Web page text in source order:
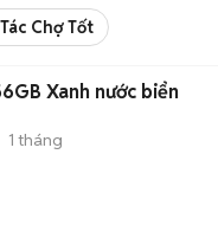
Chợ Tốt
Xanh nước biển
1 tháng